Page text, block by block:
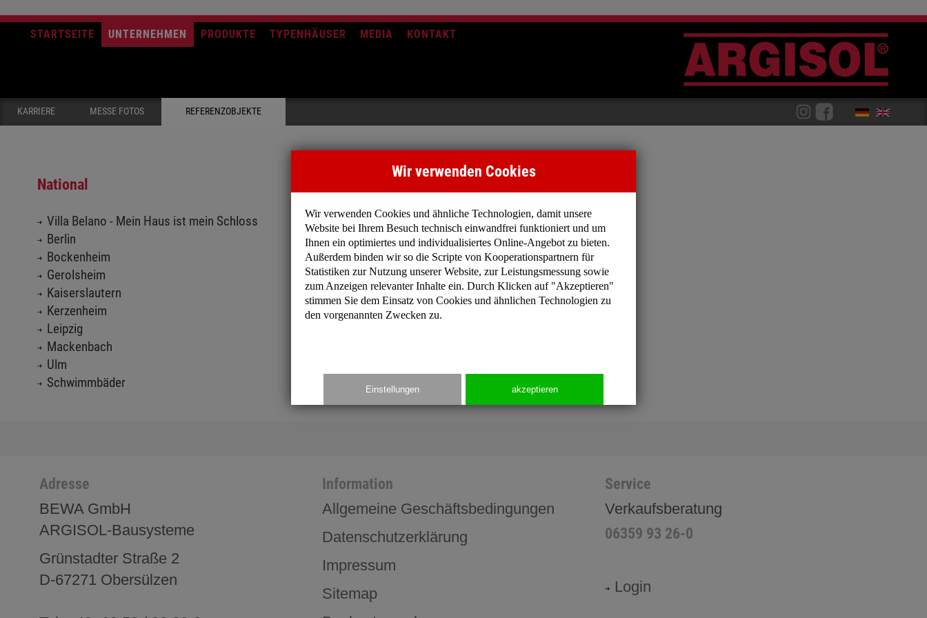
STARTSEITE UNTERNEHMEN PRODUKTE TYPENHÄUSER MEDIA KONTAKT
KARRIERE MESSE FOTOS REFERENZOBJEKTE
National
Villa Belano - Mein Haus ist mein Schloss
Berlin
Bockenheim
Gerolsheim
Kaiserslautern
Kerzenheim
Leipzig
Mackenbach
Ulm
Schwimmbäder
Belgien
Griechenland
Litauen
Portugal
Rumänien
Adresse
BEWA GmbH
ARGISOL-Bausysteme
Grünstadter Straße 2
D-67271 Obersülzen
Information
Allgemeine Geschäftsbedingungen
Datenschutzerklärung
Impressum
Sitemap
Service
Verkaufsberatung
06359 93 26-0
Login
Wir verwenden Cookies
Wir verwenden Cookies und ähnliche Technologien, damit unsere
Website bei Ihrem Besuch technisch einwandfrei funktioniert und um
Ihnen ein optimiertes und individualisiertes Online-Angebot zu bieten.
Außerdem binden wir so die Scripte von Kooperationspartnern für
Statistiken zur Nutzung unserer Website, zur Leistungsmessung sowie
zum Anzeigen relevanter Inhalte ein. Durch Klicken auf "Akzeptieren"
stimmen Sie dem Einsatz von Cookies und ähnlichen Technologien zu
den vorgenannten Zwecken zu.
Einstellungen akzeptieren